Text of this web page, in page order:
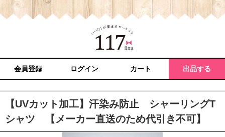
会員登録 ログイン カート 出品する
【UVカット加工】汗染み防止 シャーリングT
シャツ 【メーカー直送のため代引き不可】